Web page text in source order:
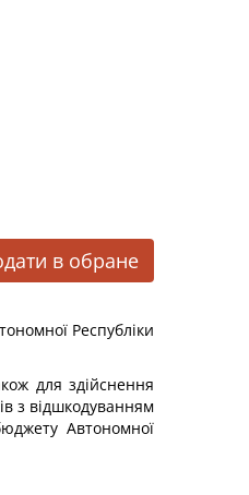
в обране
Республіки
для здійснення
з відшкодуванням
Автономної